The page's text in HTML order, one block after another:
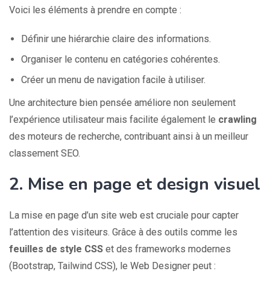
Voici les éléments à prendre en compte :
Définir une hiérarchie claire des informations.
Organiser le contenu en catégories cohérentes.
Créer un menu de navigation facile à utiliser.
Une architecture bien pensée améliore non seulement
l’expérience utilisateur mais facilite également le crawling
des moteurs de recherche, contribuant ainsi à un meilleur
classement SEO.
2. Mise en page et design visuel
La mise en page d’un site web est cruciale pour capter
l’attention des visiteurs. Grâce à des outils comme les
feuilles de style CSS et des frameworks modernes
(Bootstrap, Tailwind CSS), le Web Designer peut :